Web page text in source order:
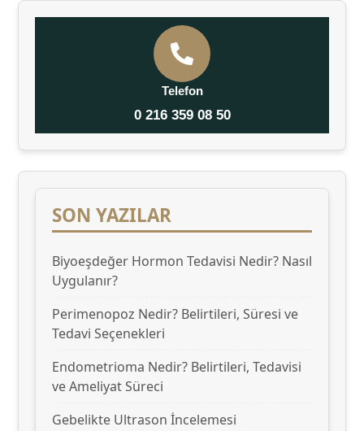
Telefon
0 216 359 08 50
SON YAZILAR
Biyoeşdeğer Hormon Tedavisi Nedir? Nasıl
Uygulanır?
Perimenopoz Nedir? Belirtileri, Süresi ve
Tedavi Seçenekleri
Endometrioma Nedir? Belirtileri, Tedavisi
ve Ameliyat Süreci
Gebelikte Ultrason İncelemesi